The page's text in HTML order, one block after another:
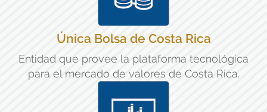
Única Bolsa de Costa Rica
Entidad que provee la plataforma tecnológica
para el mercado de valores de Costa Rica.